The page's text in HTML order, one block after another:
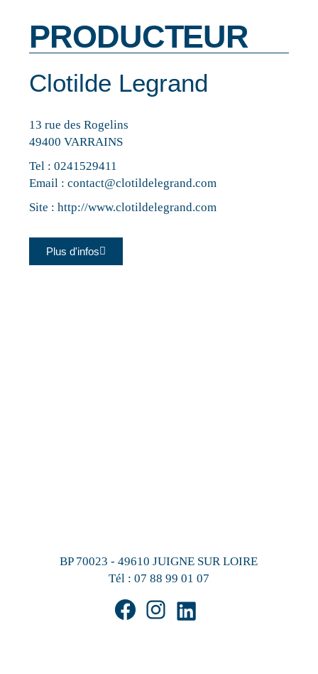
PRODUCTEUR
Clotilde Legrand
13 rue des Rogelins
49400 VARRAINS
Tel :0241529411
Email :contact@clotildelegrand.com
Site :http://www.clotildelegrand.com
Plus d'infos
BP 70023 - 49610 JUIGNE SUR LOIRE
Tél : 07 88 99 01 07